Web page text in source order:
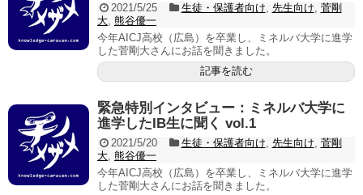
2021/5/25 生徒・保護者向け 先生向け 菅剛
大 熊谷優一
今年AICJ高校（広島）を卒業し、ミネルバ大学に進学
した菅剛大さんにお話を聞きました。
記事を読む
緊急特別インタビュー：ミネルバ大学に
進学したIB生に聞く vol.1
2021/5/20 生徒・保護者向け 先生向け 菅剛
大 熊谷優一
今年AICJ高校（広島）を卒業し、ミネルバ大学に進学
した菅剛大さんにお話を聞きました。